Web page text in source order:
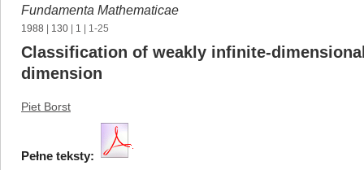
Fundamenta Mathematicae
1988 130 1 | 1-25
Classification of weakly infinite-
dimension
Piet Borst
Pełne teksty: